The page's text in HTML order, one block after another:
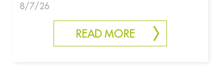
8/7/26
READ MORE